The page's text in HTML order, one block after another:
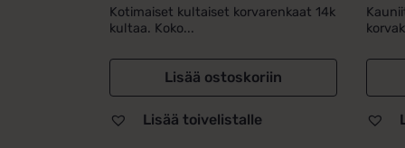
Kotimaiset kultaiset korvarenkaat 14k
kultaa. Koko...
Lisää ostoskoriin
Lisää toivelistalle